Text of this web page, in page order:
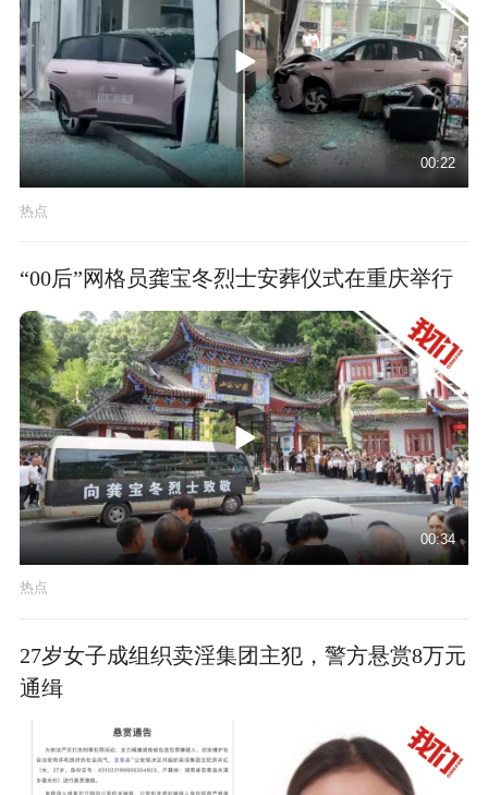
00:22
热点
“00后”网格员龚宝冬烈士安葬仪式在重庆举行
00:34
热点
27岁女子成组织卖淫集团主犯，警方悬赏8万元
通缉